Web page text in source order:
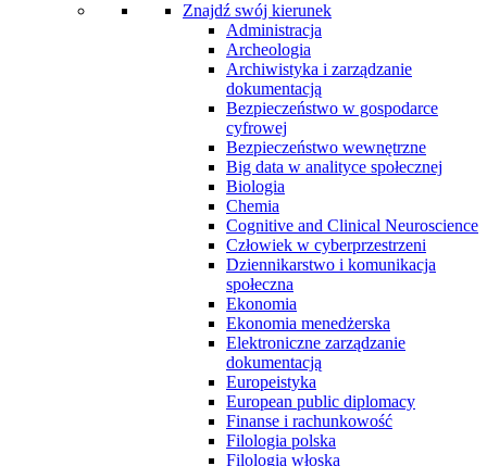
Znajdź swój kierunek
Administracja
Archeologia
Archiwistyka i zarządzanie
dokumentacją
Bezpieczeństwo w gospodarce
cyfrowej
Bezpieczeństwo wewnętrzne
Big data w analityce społecznej
Biologia
Chemia
Cognitive and Clinical Neuroscience
Człowiek w cyberprzestrzeni
Dziennikarstwo i komunikacja
społeczna
Ekonomia
Ekonomia menedżerska
Elektroniczne zarządzanie
dokumentacją
Europeistyka
European public diplomacy
Finanse i rachunkowość
Filologia polska
Filologia włoska